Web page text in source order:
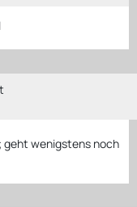
geht wenigstens noch